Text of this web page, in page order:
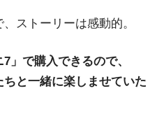
ストーリーは感動的。
」で購入できるので、
と一緒に楽しませていた